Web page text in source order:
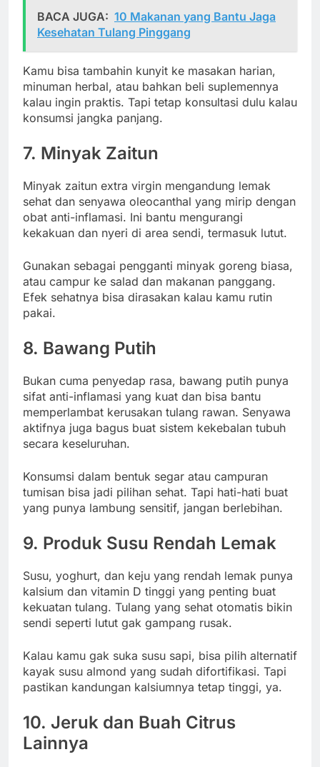
BACA JUGA: 10 Makanan yang Bantu Jaga
Kesehatan Tulang Pinggang
Kamu bisa tambahin kunyit ke masakan harian,
minuman herbal, atau bahkan beli suplemennya
kalau ingin praktis. Tapi tetap konsultasi dulu kalau
konsumsi jangka panjang.
7. Minyak Zaitun
Minyak zaitun extra virgin mengandung lemak
sehat dan senyawa oleocanthal yang mirip dengan
obat anti-inflamasi. Ini bantu mengurangi
kekakuan dan nyeri di area sendi, termasuk lutut.
Gunakan sebagai pengganti minyak goreng biasa,
atau campur ke salad dan makanan panggang.
Efek sehatnya bisa dirasakan kalau kamu rutin
pakai.
8. Bawang Putih
Bukan cuma penyedap rasa, bawang putih punya
sifat anti-inflamasi yang kuat dan bisa bantu
memperlambat kerusakan tulang rawan. Senyawa
aktifnya juga bagus buat sistem kekebalan tubuh
secara keseluruhan.
Konsumsi dalam bentuk segar atau campuran
tumisan bisa jadi pilihan sehat. Tapi hati-hati buat
yang punya lambung sensitif, jangan berlebihan.
9. Produk Susu Rendah Lemak
Susu, yoghurt, dan keju yang rendah lemak punya
kalsium dan vitamin D tinggi yang penting buat
kekuatan tulang. Tulang yang sehat otomatis bikin
sendi seperti lutut gak gampang rusak.
Kalau kamu gak suka susu sapi, bisa pilih alternatif
kayak susu almond yang sudah difortifikasi. Tapi
pastikan kandungan kalsiumnya tetap tinggi, ya.
10. Jeruk dan Buah Citrus
Lainnya